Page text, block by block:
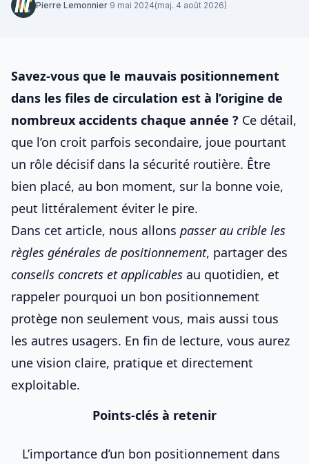
Pierre Lemonnier·9 mai 2024(maj. 4 août 2026)
Savez-vous que le mauvais positionnement
dans les files de circulation est à l’origine de
nombreux accidents chaque année ? Ce détail,
que l’on croit parfois secondaire, joue pourtant
un rôle décisif dans la sécurité routière. Être
bien placé, au bon moment, sur la bonne voie,
peut littéralement éviter le pire.
Dans cet article, nous allons passer au crible les
règles générales de positionnement, partager des
conseils concrets et applicables au quotidien, et
rappeler pourquoi un bon positionnement
protège non seulement vous, mais aussi tous
les autres usagers. En fin de lecture, vous aurez
une vision claire, pratique et directement
exploitable.
Points-clés à retenir
L’importance d’un bon positionnement dans